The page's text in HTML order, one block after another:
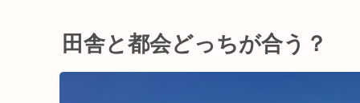
田舎と都会どっちが合う？